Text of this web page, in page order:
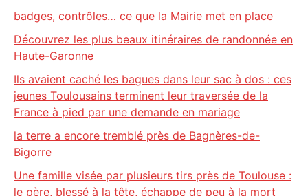
badges, contrôles… ce que la Mairie met en place
Découvrez les plus beaux itinéraires de randonnée en
Haute-Garonne
Ils avaient caché les bagues dans leur sac à dos : ces
jeunes Toulousains terminent leur traversée de la
France à pied par une demande en mariage
la terre a encore tremblé près de Bagnères-de-
Bigorre
Une famille visée par plusieurs tirs près de Toulouse :
le père, blessé à la tête, échappe de peu à la mort